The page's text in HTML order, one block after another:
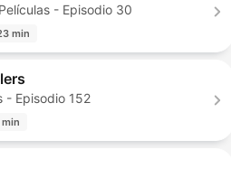
- Episodio 30
min
- Episodio 152
min